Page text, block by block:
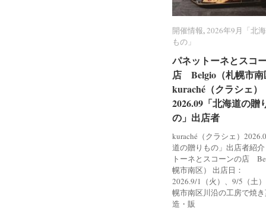
開催情報,2026年9月「北
もの」
パネットーネとスコ
店 Belgio（札幌市南
kuraché（クラシェ）
2026.09「北海道の贈
の」出店者
kuraché（クラシェ）
道の贈りもの」出店者紹
トーネとスコーンの店
幌市南区） 出店日：
2026.9/1（火）、9/5（土
幌市南区川沿の工房で焼
造・販
開催情報 2026年9月「北
もの」
パネットーネとスコ
店 Belgio（札幌市南
kuraché（クラシェ）
2026.09「北海道の贈
の」出店者